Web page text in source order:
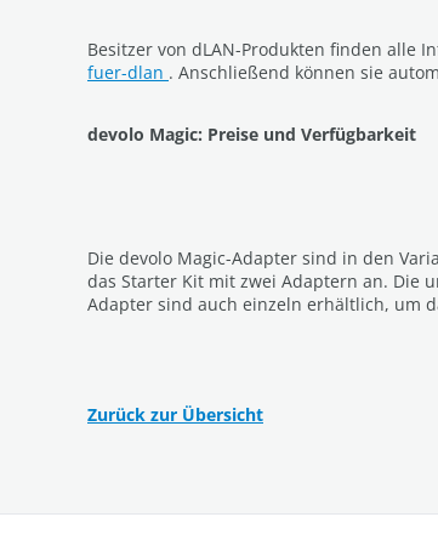
Besitzer von dLAN-Produkten finden alle
fuer-dlan . Anschließend können sie
devolo Magic: Preise und Verfügbarkeit
Die devolo Magic-Adapter sind in den
das Starter Kit mit zwei Adaptern an. Die
Adapter sind auch einzeln erhältlich, um
Zurück zur Übersicht